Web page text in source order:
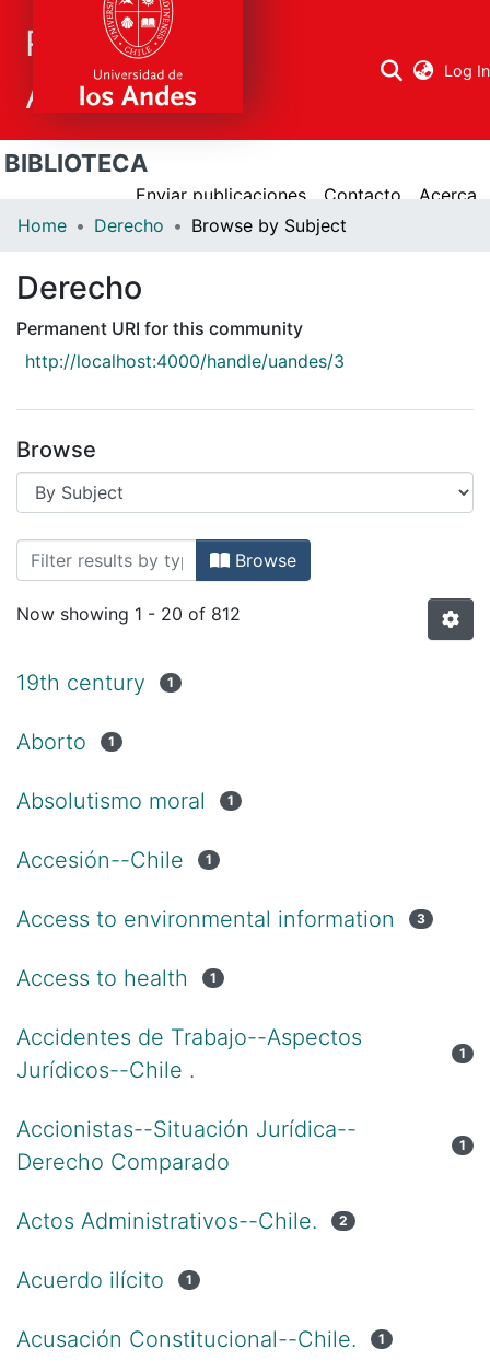
Repositorio
Académico
Log In
Research
All Repository
BIBLIOTECA
Enviar publicaciones Contacto
Acerca
Home
Derecho Browse by Subject
Derecho
Permanent URI for this community
http://localhost:4000/handle/uandes/3
Browse
Browsing Derecho by Subject
Browse
Now showing 1 - 20 of 812
19th century 1
Aborto 1
Absolutismo moral 1
Accesión--Chile 1
Access to environmental information 3
Access to health 1
Accidentes de Trabajo--Aspectos
Jurídicos--Chile .
1
Accionistas--Situación Jurídica--
Derecho Comparado
1
Actos Administrativos--Chile. 2
Acuerdo ilícito 1
Acusación Constitucional--Chile. 1